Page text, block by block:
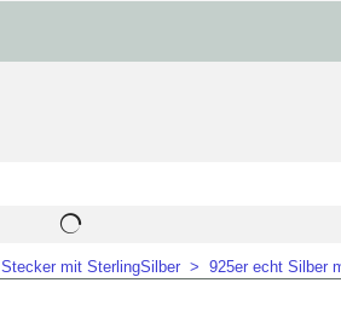
Stecker mit SterlingSilber > 925er echt Silber